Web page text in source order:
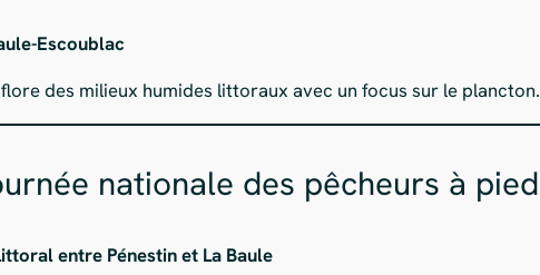
Escoublac
des milieux humides littoraux avec un focus sur le plancton.
nationale des pêcheurs à pied
entre Pénestin et La Baule